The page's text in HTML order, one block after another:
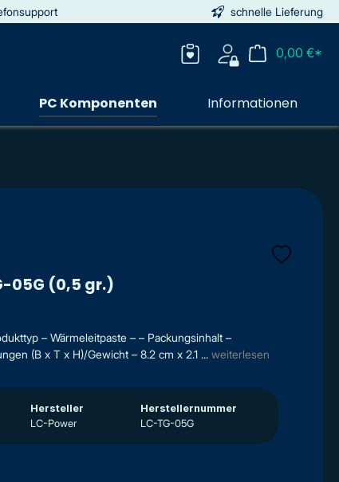
schnelle Lieferung
0,00 €*
PC Komponenten Informationen
05G (0,5 gr.)
– Wärmeleitpaste – – Packungsinhalt –
(B x T x H)/Gewicht – 8.2 cm x 2.1 ... weiterlesen
Hersteller
LC-Power
Herstellernummer
LC-TG-05G